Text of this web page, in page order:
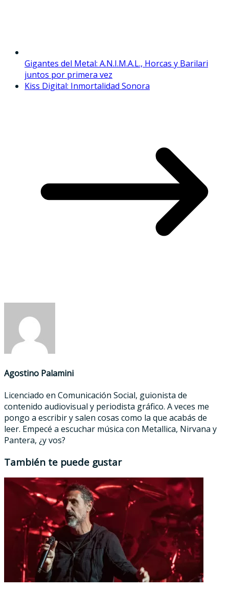
Gigantes del Metal: A.N.I.M.A.L., Horcas y Barilari
juntos por primera vez
Kiss Digital: Inmortalidad Sonora
Agostino Palamini
Licenciado en Comunicación Social, guionista de
contenido audiovisual y periodista gráfico. A veces me
pongo a escribir y salen cosas como la que acabás de
leer. Empecé a escuchar música con Metallica, Nirvana y
Pantera, ¿y vos?
También te puede gustar